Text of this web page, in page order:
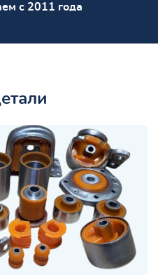
с 2011 года